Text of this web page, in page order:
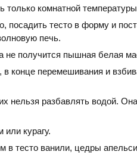
комнатной
тесто в форму и
печь.
не получится пышная белая
конце перемешивания и
нельзя разбавлять водой. Она
курагу.
в тесто ванили, цедры